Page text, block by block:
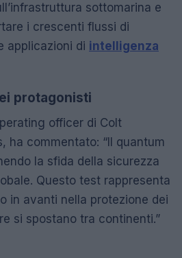
sottomarina e
i crescenti flussi di
applicazioni di intelligenza
protagonisti
officer di Colt
ha commentato: “Il quantum
la sfida della sicurezza
Questo test rappresenta
in avanti nella protezione dei
si spostano tra continenti.”